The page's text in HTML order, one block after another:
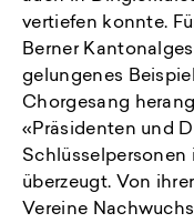
vertiefen konnte.
Berner
gelungenes
Chorgesang
«Präsidenten und
Schlüsselpersonen
überzeugt. Von
Vereine